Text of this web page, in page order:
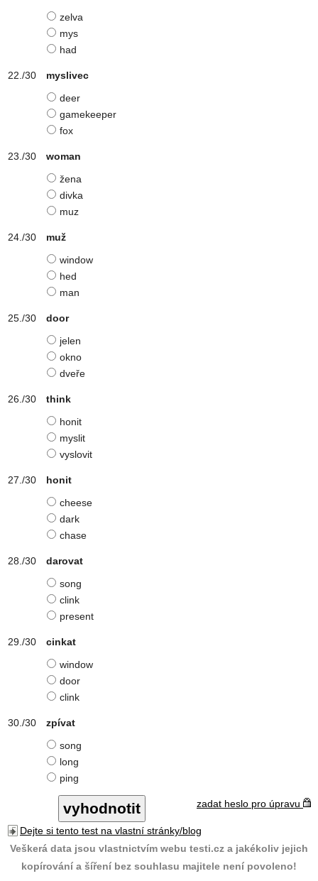
zelva
mys
had
myslivec
deer
gamekeeper
fox
woman
žena
divka
muz
muž
window
hed
man
door
jelen
okno
dveře
think
honit
myslit
vyslovit
honit
cheese
dark
chase
darovat
song
clink
present
cinkat
window
door
clink
zpívat
song
long
ping
zadat heslo pro úpravu
Dejte si tento test na vlastní stránky/blog
Veškerá data jsou vlastnictvím webu testi.cz a jakékoliv jejich
kopírování a šíření bez souhlasu majitele není povoleno!